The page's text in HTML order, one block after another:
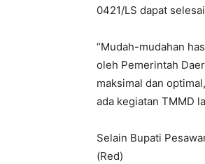
0421/LS dapat
“Mudah-mudahan
oleh Pemerintah
maksimal dan
ada kegiatan TMMD
Selain Bupati
(Red)